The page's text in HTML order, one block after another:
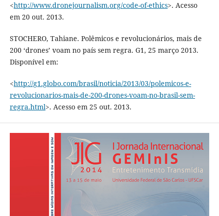
<http://www.dronejournalism.org/code-of-ethics>. Acesso
em 20 out. 2013.
STOCHERO, Tahiane. Polêmicos e revolucionários, mais de
200 ‘drones’ voam no país sem regra. G1, 25 março 2013.
Disponível em:
<http://g1.globo.com/brasil/noticia/2013/03/polemicos-e-
revolucionarios-mais-de-200-drones-voam-no-brasil-sem-
regra.html>. Acesso em 25 out. 2013.